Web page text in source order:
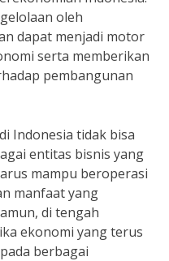
oleh
dapat menjadi motor
serta memberikan
pembangunan
Indonesia tidak bisa
entitas bisnis yang
mampu beroperasi
manfaat yang
di tengah
ekonomi yang terus
berbagai